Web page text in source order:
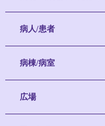
病人/患者
病棟/病室
広場